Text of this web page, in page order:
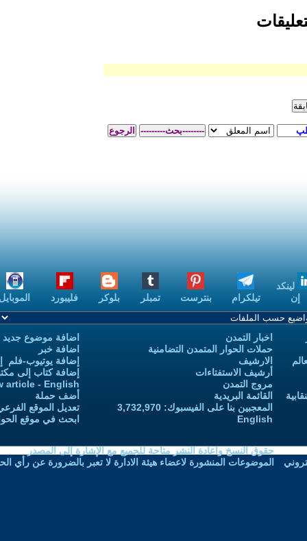
تمبلر بلوكر فليبورد الموبايل بودكاست
التضامنية
اضافة خبر
إضافة يوتيوب-فلم إلى يوتيوب التمدن
Add new article - English
تعديل الموقع الفرعي للكاتب-ة
ابحث في موقع الحوار المتمدن
متاحة للجميع مع الإشارة إلى المصدر
هيئة الادارة لا تعبر بالضرورة عن رأي الحوار المتمدن